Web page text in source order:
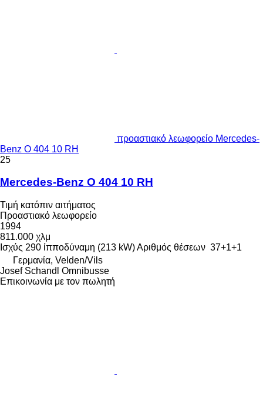
προαστιακό λεωφορείο Mercedes-
Benz O 404 10 RH
25
Mercedes-Benz O 404 10 RH
Τιμή κατόπιν αιτήματος
Προαστιακό λεωφορείο
1994
811.000 χλμ
Ισχύς 290 ίπποδύναμη (213 kW)Αριθμός θέσεων 37+1+1
Γερμανία, Velden/Vils
Josef Schandl Omnibusse
Επικοινωνία με τον πωλητή